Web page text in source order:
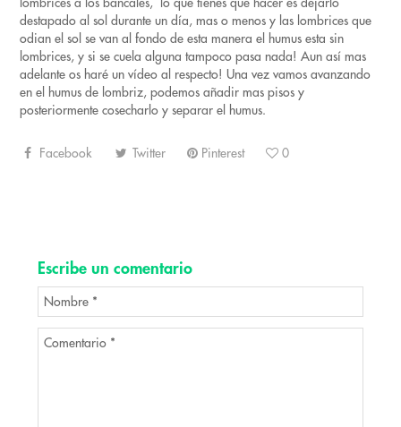
lombrices a los bancales, lo que tienes que hacer es dejarlo
destapado al sol durante un día, mas o menos y las lombrices que
odian el sol se van al fondo de esta manera el humus esta sin
lombrices, y si se cuela alguna tampoco pasa nada! Aun así mas
adelante os haré un vídeo al respecto! Una vez vamos avanzando
en el humus de lombriz, podemos añadir mas pisos y
posteriormente cosecharlo y separar el humus.
Facebook Twitter Pinterest 0
Escribe un comentario